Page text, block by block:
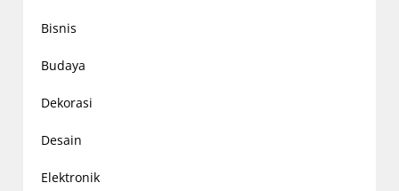
Bisnis
Budaya
Dekorasi
Desain
Elektronik